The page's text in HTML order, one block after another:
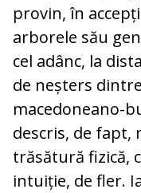
provin, în
arborele său
cel adânc, la
de neșters
macedoneano-
descris, de fapt,
trăsătură fizică,
intuiție, de fler.